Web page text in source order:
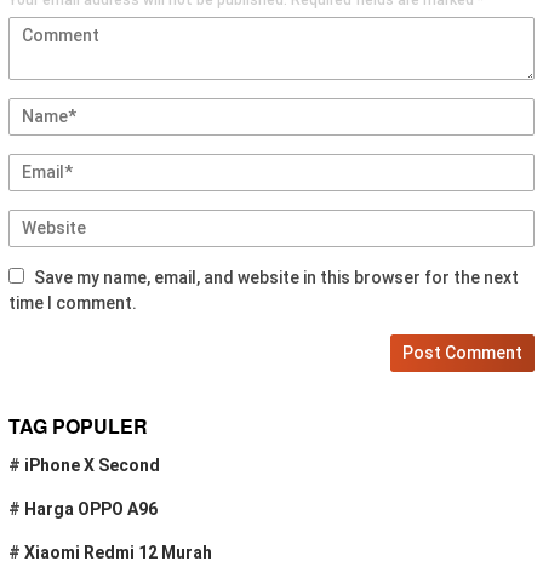
Save my name, email, and website in this browser for the next
time I comment.
TAG POPULER
# iPhone X Second
# Harga OPPO A96
# Xiaomi Redmi 12 Murah